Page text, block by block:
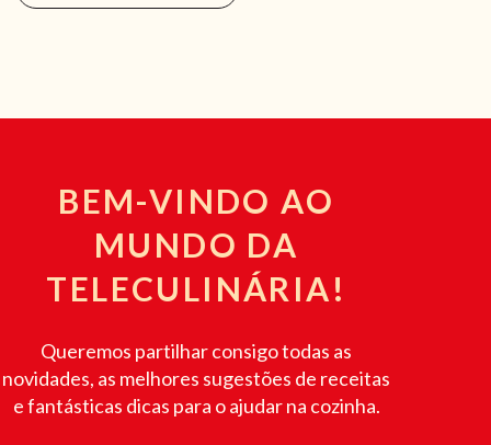
BEM-VINDO AO
MUNDO DA
TELECULINÁRIA!
Queremos partilhar consigo todas as
novidades, as melhores sugestões de receitas
e fantásticas dicas para o ajudar na cozinha.